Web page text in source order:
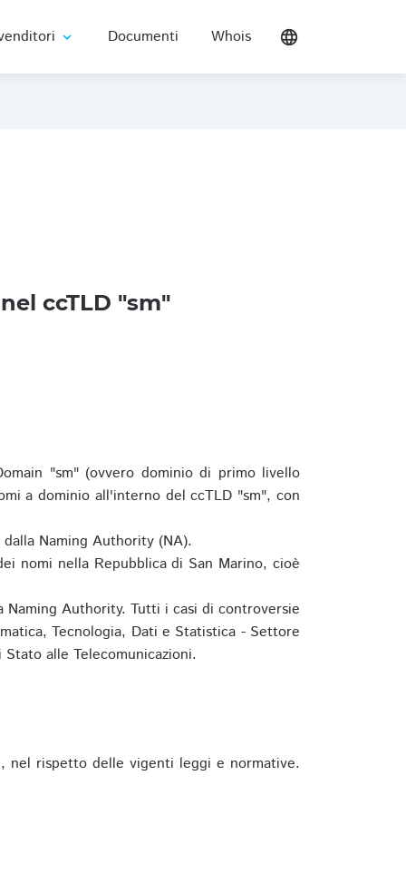
expand_more Documenti Whois language
ccTLD "sm"
"sm" (ovvero dominio di primo livello
a dominio all'interno del ccTLD "sm", con
Naming Authority (NA).
nomi nella Repubblica di San Marino, cioè
Authority. Tutti i casi di controversie
Tecnologia, Dati e Statistica - Settore
alle Telecomunicazioni.
nel rispetto delle vigenti leggi e normative.